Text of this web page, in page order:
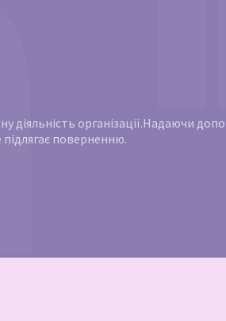
діяльність організації.Надаючи
поверненню.